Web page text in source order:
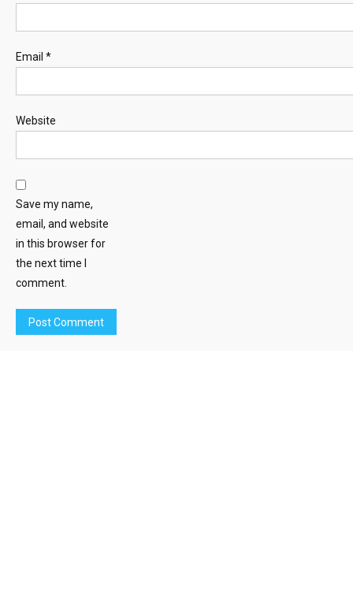
Email *
Website
Save my name,
email, and website
in this browser for
the next time I
comment.